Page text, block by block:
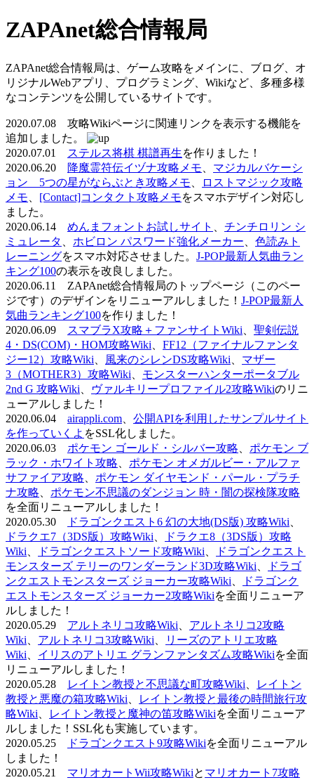
ZAPAnet総合情報局
ZAPAnet総合情報局は、ゲーム攻略をメインに、ブログ、オ
リジナルWebアプリ、プログラミング、Wikiなど、多種多様
なコンテンツを公開しているサイトです。
2020.07.08 攻略Wikiページに関連リンクを表示する機能を
追加しました。
2020.07.01
ステルス将棋 棋譜再生を作りました！
2020.06.20
降魔霊符伝イヅナ攻略メモ
マジカルバケーシ
ョン 5つの星がならぶとき攻略メモ
ロストマジック攻略
メモ
[Contact]コンタクト攻略メモをスマホデザイン対応し
ました。
2020.06.14 めんまフォントお試しサイト
チンチロリン シ
ミュレータ
ホビロン パスワード強化メーカー
色読みト
レーニングをスマホ対応させました。 J-POP最新人気曲ラン
キング100の表示を改良しました。
2020.06.11 ZAPAnet総合情報局のトップページ（このペー
ジです）のデザインをリニューアルしました！ J-POP最新人
気曲ランキング100を作りました！
2020.06.09
スマブラX攻略＋ファンサイトWiki
聖剣伝説
4・DS(COM)・HOM攻略Wiki
FF12（ファイナルファンタ
ジー12）攻略Wiki
風来のシレンDS攻略Wiki
マザー
3（MOTHER3）攻略Wiki
モンスターハンターポータブル
2nd G 攻略Wiki
ヴァルキリープロファイル2攻略Wikiのリニ
ューアルしました！
2020.06.04 airappli.com
公開APIを利用したサンプルサイト
を作っていくよ をSSL化しました。
2020.06.03 ポケモン ゴールド・シルバー攻略
ポケモン ブ
ラック・ホワイト攻略
ポケモン オメガルビー・アルファ
サファイア攻略
ポケモン ダイヤモンド・パール・プラチ
ナ攻略
ポケモン不思議のダンジョン 時・闇の探検隊攻略
を全面リニューアルしました！
2020.05.30
ドラゴンクエスト6 幻の大地(DS版) 攻略Wiki
ドラクエ7（3DS版）攻略Wiki
ドラクエ8（3DS版）攻略
Wiki
ドラゴンクエストソード攻略Wiki
ドラゴンクエスト
モンスターズ テリーのワンダーランド3D攻略Wiki
ドラゴ
ンクエストモンスターズ ジョーカー攻略Wiki
ドラゴンク
エストモンスターズ ジョーカー2攻略Wikiを全面リニューア
ルしました！
2020.05.29 アルトネリコ攻略Wiki
アルトネリコ2攻略
Wiki
アルトネリコ3攻略Wiki
リーズのアトリエ攻略
Wiki
イリスのアトリエ グランファンタズム攻略Wikiを全面
リニューアルしました！
2020.05.28
レイトン教授と不思議な町攻略Wiki
レイトン
教授と悪魔の箱攻略Wiki
レイトン教授と最後の時間旅行攻
略Wiki
レイトン教授と魔神の笛攻略Wikiを全面リニューア
ルしました！SSL化も実施しています。
2020.05.25
ドラゴンクエスト9攻略Wikiを全面リニューアル
しました！
2020.05.21 マリオカートWii攻略Wikiと マリオカート7攻略